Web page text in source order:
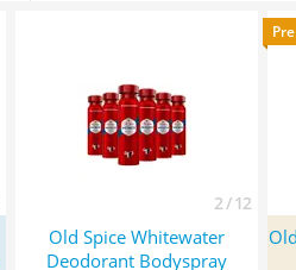
2 / 12
Old Spice Whitewater
Deodorant Bodyspray